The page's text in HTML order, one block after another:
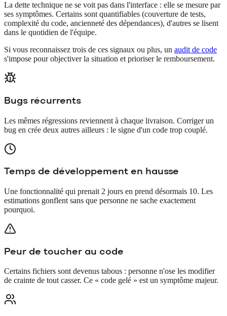
La dette technique ne se voit pas dans l'interface : elle se mesure par
ses symptômes. Certains sont quantifiables (couverture de tests,
complexité du code, ancienneté des dépendances), d'autres se lisent
dans le quotidien de l'équipe.
Si vous reconnaissez trois de ces signaux ou plus, un audit de code
s'impose pour objectiver la situation et prioriser le remboursement.
Bugs récurrents
Les mêmes régressions reviennent à chaque livraison. Corriger un
bug en crée deux autres ailleurs : le signe d'un code trop couplé.
Temps de développement en hausse
Une fonctionnalité qui prenait 2 jours en prend désormais 10. Les
estimations gonflent sans que personne ne sache exactement
pourquoi.
Peur de toucher au code
Certains fichiers sont devenus tabous : personne n'ose les modifier
de crainte de tout casser. Ce « code gelé » est un symptôme majeur.